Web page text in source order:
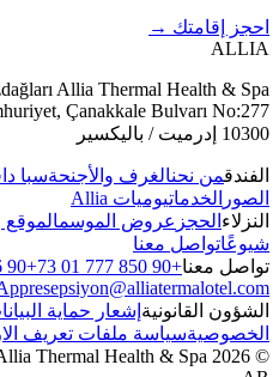
احجز إقامتك →
ALLIA
Allia Thermal Health & Spa
Çanakkale Bulvarı No:277
10300 إدرميت / باليكسير
الفندقمن نحنالغرف والأجنحةسبا
الصور الخدماتيوميات Allia
النزلاء الحجز عروض الموسمالموقع
شيوعًاتواصل معنا
تواصل معنا+90 850 777 01 73
resepsiyon@alliatermalotel.com
الشؤون القانونية إشعار حماية
الخصوصيةسياسة ملفات تعريف
© 2026 Allia Thermal Health & Spa · جميع الحقوق محفوظة.